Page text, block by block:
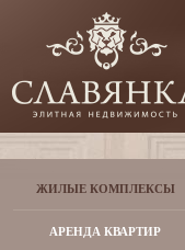
ЖИЛЫЕ КОМПЛЕКСЫ
АРЕНДА КВАРТИР